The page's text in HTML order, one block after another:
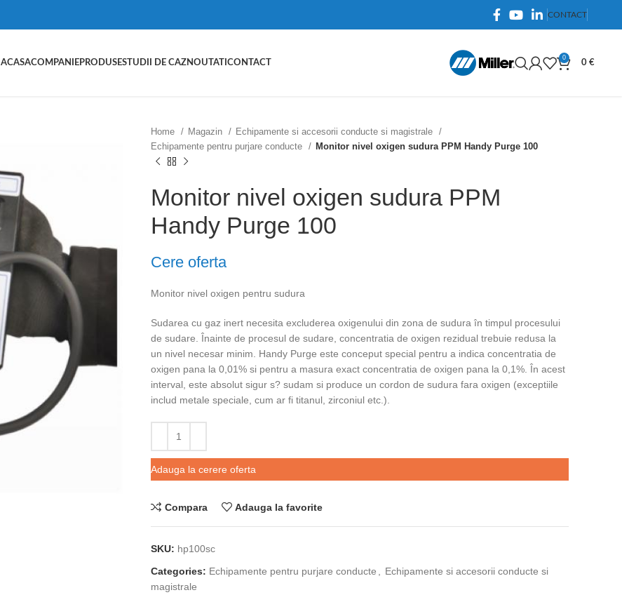
CONTACT
ACASACOMPANIEPRODUSESTUDII DE CAZNOUTATI CONTACT
0
0 €
Home Magazin
Echipamente si accesorii conducte si magistrale
Echipamente pentru purjare conducte
Monitor nivel oxigen sudura PPM Handy Purge 100
Monitor nivel oxigen sudura PPM
Handy Purge 100
Cere oferta
Monitor nivel oxigen pentru sudura
Sudarea cu gaz inert necesita excluderea oxigenului din zona de sudura în timpul procesului
de sudare. Înainte de procesul de sudare, concentratia de oxigen rezidual trebuie redusa la
un nivel necesar minim. Handy Purge este conceput special pentru a indica concentratia de
oxigen pana la 0,01% si pentru a masura exact concentratia de oxigen pana la 0,1%. În acest
interval, este absolut sigur s? sudam si produce un cordon de sudura fara oxigen (exceptiile
includ metale speciale, cum ar fi titanul, zirconiul etc.).
Adauga la cerere oferta
Compara Adauga la favorite
SKU: hp100sc
Categories: Echipamente pentru purjare conducte
Echipamente si accesorii conducte si
magistrale